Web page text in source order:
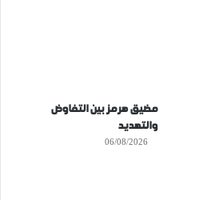
مضيق هرمز بين التفاوض
والتهديد
06/08/2026